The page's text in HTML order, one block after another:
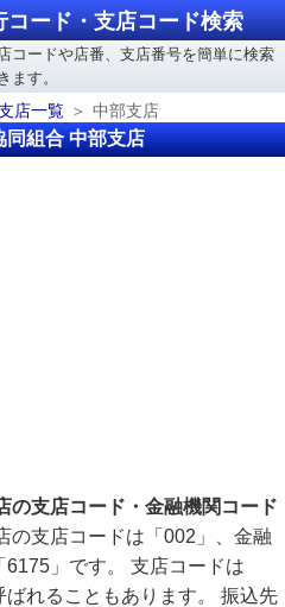
ード・支店コード検索
コードや店番、支店番号を簡単に検索
ます。
店一覧 中部支店
同組合 中部支店
の支店コード・金融機関コード
の支店コードは「002」、金融
」です。 支店コードは
ばれることもあります。 振込先